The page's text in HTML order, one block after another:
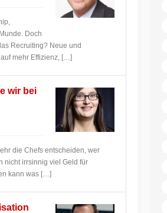
Doch
Recruiting? Neue und
mehr Effizienz, […]
wir bei
die Chefs entscheiden, wer
nicht irrsinnig viel Geld für
kann was […]